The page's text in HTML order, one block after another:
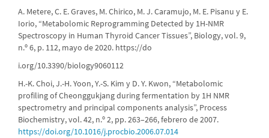
A. Metere, C. E. Graves, M. Chirico, M. J. Caramujo, M. E. Pisanu y E.
Iorio, “Metabolomic Reprogramming Detected by 1H-NMR
Spectroscopy in Human Thyroid Cancer Tissues”, Biology, vol. 9,
n.º 6, p. 112, mayo de 2020. https://do
i.org/10.3390/biology9060112
H.-K. Choi, J.-H. Yoon, Y.-S. Kim y D. Y. Kwon, “Metabolomic
profiling of Cheonggukjang during fermentation by 1H NMR
spectrometry and principal components analysis”, Process
Biochemistry, vol. 42, n.º 2, pp. 263–266, febrero de 2007.
https://doi.org/10.1016/j.procbio.2006.07.014